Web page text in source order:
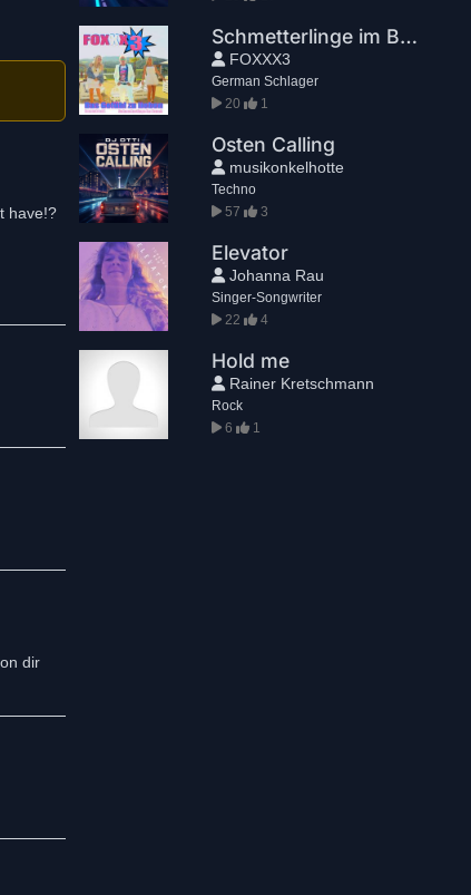
have!?
dir
Schmetterlinge im Bauch
FOXXX3
German Schlager
20
1
Osten Calling
musikonkelhotte
Techno
57
3
Elevator
Johanna Rau
Singer-Songwriter
22
4
Hold me
Rainer Kretschmann
Rock
6
1